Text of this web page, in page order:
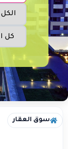
سوق العقار